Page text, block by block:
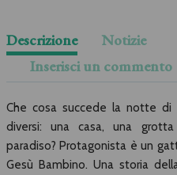
Descrizione
Notizie
Inserisci un commento
Che cosa succede la notte di
diversi: una casa, una
paradiso? Protagonista è un
Gesù Bambino. Una storia